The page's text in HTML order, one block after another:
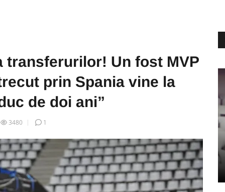
transferurilor! Un fost MVP
prin Spania vine la
de doi ani”
3480 1